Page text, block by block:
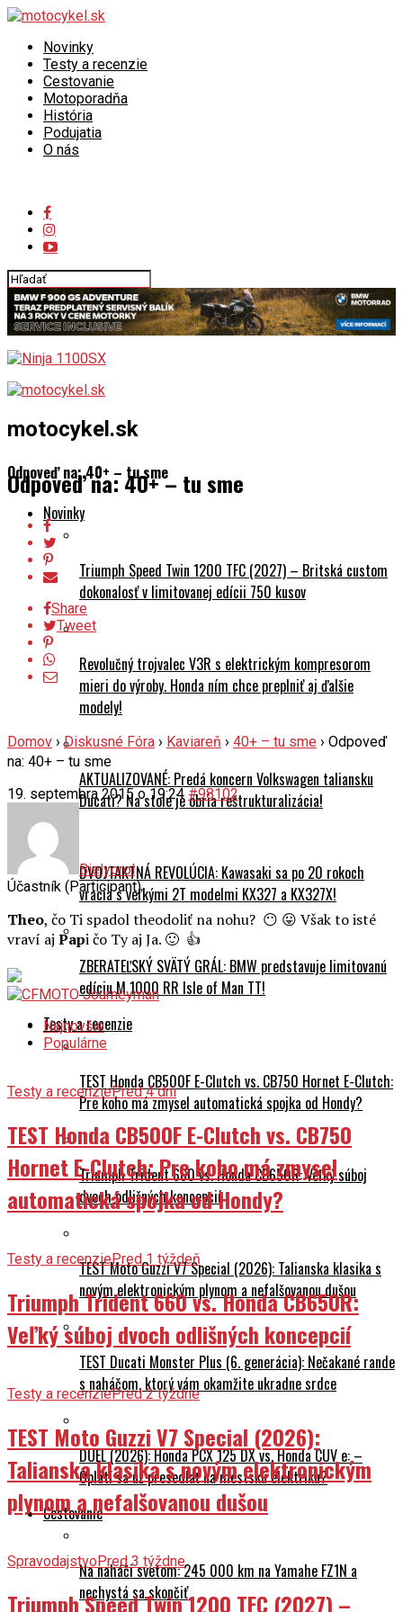
Novinky
Testy a recenzie
Cestovanie
Motoporadňa
História
Podujatia
O nás
motocykel.sk
Odpoveď na: 40+ – tu sme
Novinky
Triumph Speed Twin 1200 TFC (2027) – Britská custom
dokonalosť v limitovanej edícii 750 kusov
Revolučný trojvalec V3R s elektrickým kompresorom
mieri do výroby. Honda ním chce preplniť aj ďalšie
modely!
AKTUALIZOVANÉ: Predá koncern Volkswagen taliansku
Ducati? Na stole je obria reštrukturalizácia!
DVOJTAKTNÁ REVOLÚCIA: Kawasaki sa po 20 rokoch
vracia s veľkými 2T modelmi KX327 a KX327X!
ZBERATEĽSKÝ SVÄTÝ GRÁL: BMW predstavuje limitovanú
edíciu M 1000 RR Isle of Man TT!
Testy a recenzie
TEST Honda CB500F E-Clutch vs. CB750 Hornet E-Clutch:
Pre koho má zmysel automatická spojka od Hondy?
Triumph Trident 660 vs. Honda CB650R: Veľký súboj
dvoch odlišných koncepcií
TEST Moto Guzzi V7 Special (2026): Talianska klasika s
novým elektronickým plynom a nefalšovanou dušou
TEST Ducati Monster Plus (6. generácia): Nečakané rande
s naháčom, ktorý vám okamžite ukradne srdce
DUEL (2026): Honda PCX 125 DX vs. Honda CUV e: –
Oplatí sa už presedlať na mestskú elektriku?
Cestovanie
Na naháči svetom: 245 000 km na Yamahe FZ1N a
nechystá sa skončiť
Odpoveď na: 40+ – tu sme
Share
Tweet
Domov › Diskusné Fóra › Kaviareň › 40+ – tu sme › Odpoveď
na: 40+ – tu sme
19. septembra 2015 o 19:24 #98102
Bielyorol
Účastník (Participant)
Theo, čo Ti spadol theodoliť na nohu? 😶 😛 Však to isté
vraví aj Papi čo Ty aj Ja. 🙂 👍
Najnovšie
Populárne
Testy a recenziePred 4 dni
TEST Honda CB500F E-Clutch vs. CB750
Hornet E-Clutch: Pre koho má zmysel
automatická spojka od Hondy?
Testy a recenziePred 1 týždeň
Triumph Trident 660 vs. Honda CB650R:
Veľký súboj dvoch odlišných koncepcií
Testy a recenziePred 2 týždne
TEST Moto Guzzi V7 Special (2026):
Talianska klasika s novým elektronickým
plynom a nefalšovanou dušou
SpravodajstvoPred 3 týždne
Triumph Speed Twin 1200 TFC (2027) –